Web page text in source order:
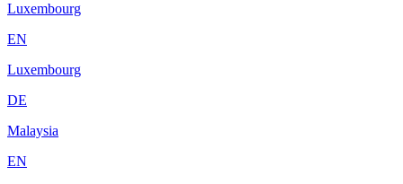
Luxembourg
EN
Luxembourg
DE
Malaysia
EN